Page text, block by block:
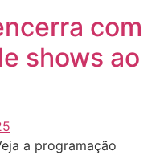
com
shows ao
a programação